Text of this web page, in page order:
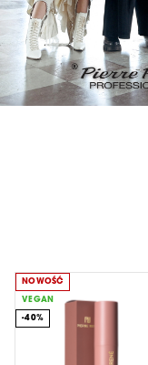
NOWOŚĆ
VEGAN
-40%